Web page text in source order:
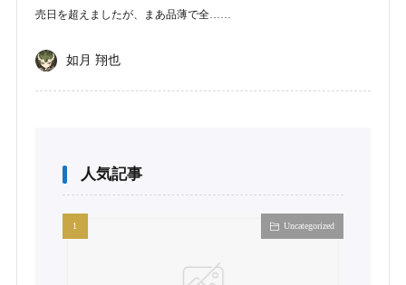
売日を超えましたが、まあ品薄で全……
如月 翔也
人気記事
Uncategorized